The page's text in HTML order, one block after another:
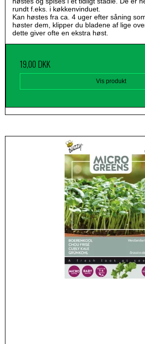
rundt f.eks. i køkkenvinduet.
Kan høstes fra ca. 4 uger efter såning
høster dem, klipper du bladene af lige
dette giver ofte en ekstra høst.
19,00 DKK
Vis produkt